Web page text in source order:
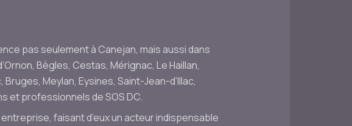
pas seulement à Canejan, mais aussi dans
Bègles, Cestas, Mérignac, Le Haillan,
Meylan, Eysines, Saint-Jean-d’Illac,
et professionnels de SOS DC.
faisant d’eux un acteur indispensable